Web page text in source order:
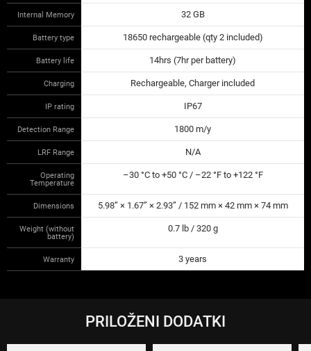
Internal Memory 32 GB
Battery type 18650 rechargeable (qty 2 included)
Battery life 14hrs (7hr per battery)
Charging Rechargeable, Charger included
IP rating IP67
Detection Range 1800 m/y
LRF Range N/A
Operating
Temperature
–30 °C to +50 °C / –22 °F to +122 °F
Dimensions 5.98” × 1.67” × 2.93” / 152 mm × 42 mm × 74 mm
Weight (without
battery)
0.7 lb / 320 g
Warranty 3 years
PRILOŽENI DODATKI